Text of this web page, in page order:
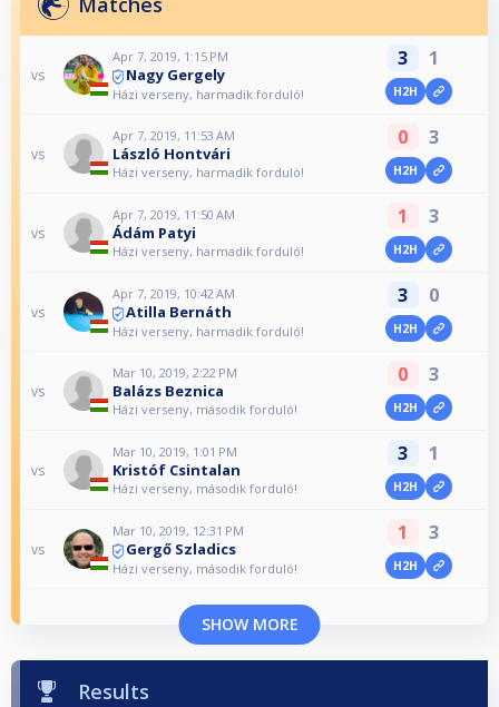
vs
Apr 7, 2019, 1:15 PM
Nagy Gergely
Házi verseny, harmadik forduló!
3 1
H2H
vs
Apr 7, 2019, 11:53 AM
László Hontvári
Házi verseny, harmadik forduló!
0 3
H2H
vs
Apr 7, 2019, 11:50 AM
Ádám Patyi
Házi verseny, harmadik forduló!
1 3
H2H
vs
Apr 7, 2019, 10:42 AM
Atilla Bernáth
Házi verseny, harmadik forduló!
3 0
H2H
vs
Mar 10, 2019, 2:22 PM
Balázs Beznica
Házi verseny, második forduló!
0 3
H2H
vs
Mar 10, 2019, 1:01 PM
Kristóf Csintalan
Házi verseny, második forduló!
3 1
H2H
vs
Mar 10, 2019, 12:31 PM
Gergő Szladics
Házi verseny, második forduló!
1 3
H2H
SHOW MORE
Results